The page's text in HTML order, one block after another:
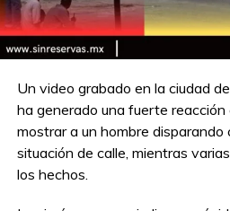
TEMAS RELACIONADOS: #ITALIA
A CONTINUACIÓN
“No me iba a ir sin ti”:
en el Río Bravo; su padre
intensa búsqueda
Un video grabado en la ciudad de
ha generado una fuerte reacción
mostrar a un hombre
situación de calle, mientras
los hechos.